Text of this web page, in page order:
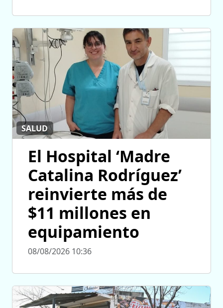
SALUD
El Hospital ‘Madre
Catalina Rodríguez’
reinvierte más de
$11 millones en
equipamiento
08/08/2026 10:36